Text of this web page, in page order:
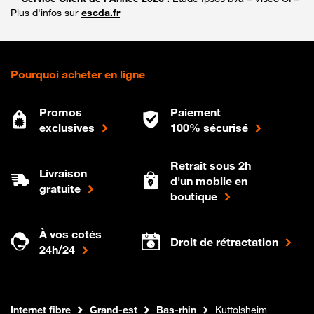
Plus d'infos sur escda.fr
Pourquoi acheter en ligne
Promos
exclusives
Paiement
100% sécurisé
Livraison
gratuite
Retrait sous 2h
d'un mobile en
boutique
À vos cotés
24h/24
Droit de rétractation
Boutique Orange
Internet fibre Grand-est Bas-rhin Kuttolsheim